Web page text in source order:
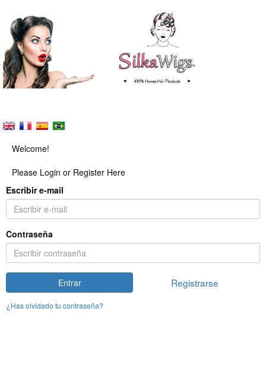
Welcome!
Please Login or Register Here
Escribir e-mail
Contraseña
Entrar Registrarse
¿Has olvidado tu contraseña?